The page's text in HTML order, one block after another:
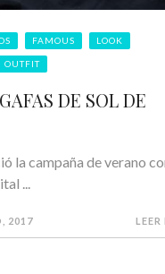
FAMOUS LOOK
OUTFIT
DE SOL DE
la campaña de verano
...
2017 LEER